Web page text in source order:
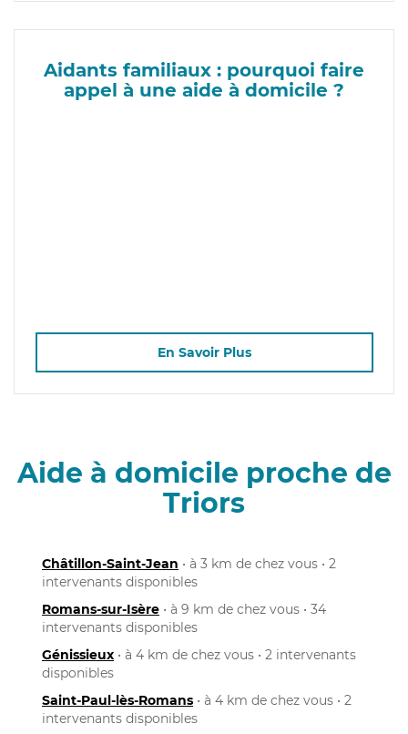
Aidants familiaux : pourquoi faire
appel à une aide à domicile ?
En Savoir Plus
Aide à domicile proche de
Triors
Châtillon-Saint-Jean • à 3 km de chez vous • 2
intervenants disponibles
Romans-sur-Isère • à 9 km de chez vous • 34
intervenants disponibles
Génissieux • à 4 km de chez vous • 2 intervenants
disponibles
Saint-Paul-lès-Romans • à 4 km de chez vous • 2
intervenants disponibles